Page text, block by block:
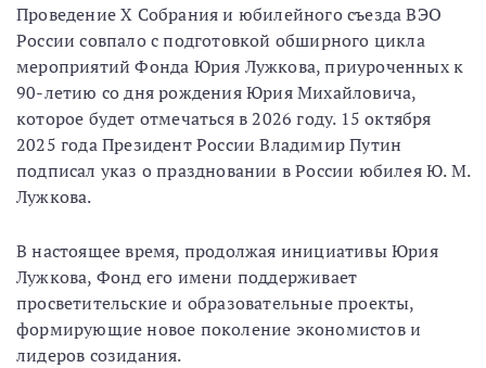
Проведение X Собрания и юбилейного съезда ВЭО
России совпало с подготовкой обширного цикла
мероприятий Фонда Юрия Лужкова, приуроченных к
90-летию со дня рождения Юрия Михайловича,
которое будет отмечаться в 2026 году. 15 октября
2025 года Президент России Владимир Путин
подписал указ о праздновании в России юбилея Ю. М.
Лужкова.
В настоящее время, продолжая инициативы Юрия
Лужкова, Фонд его имени поддерживает
просветительские и образовательные проекты,
формирующие новое поколение экономистов и
лидеров созидания.